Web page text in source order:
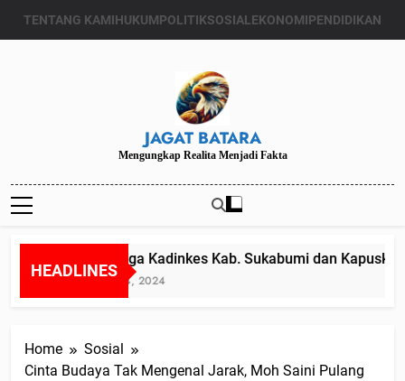
TENTANG KAMIHUKUMPOLITIKSOSIALEKONOMIPENDIDIKAN
JAGAT BATARA
Mengungkap Realita Menjadi Fakta
HEADLINES
Diduga Kadinkes Kab. Sukabumi dan
Juli 24, 2024
Home
Sosial
Cinta Budaya Tak Mengenal Jarak, Moh Saini Pulang